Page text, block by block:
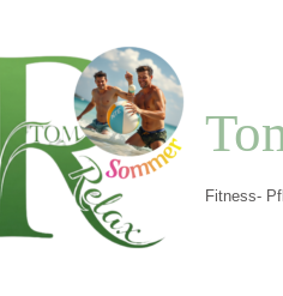
Fitness-